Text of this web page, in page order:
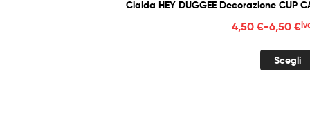
Cialda HEY DUGGEE Decorazione CUP
4,50 €-6,50 €
Scegli